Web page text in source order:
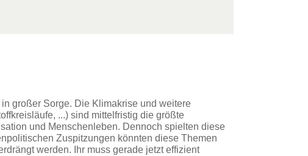
großer Sorge. Die Klima­krise und weitere
...) sind mittelfristig die größte
und Menschenleben. Dennoch spielten diese
Zuspitzungen könnten diese Themen
werden. Ihr muss gerade jetzt effi­zient